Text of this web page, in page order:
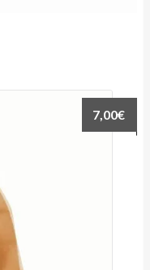
7,00€